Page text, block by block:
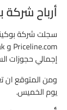
أرباح شركة
سجلت شركة
إجمالي حجوزات
يوم الخميس.